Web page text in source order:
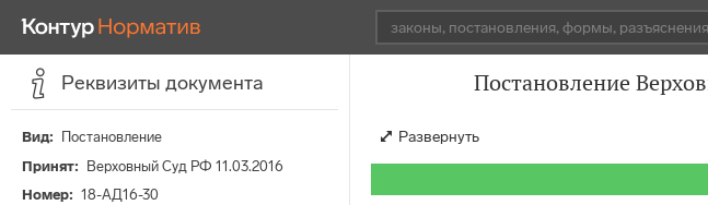
Реквизиты документа
Вид
Постановление
Принят
Верховный Суд РФ 11.03.2016
Номер
18-АД16-30
Постановление
Развернуть